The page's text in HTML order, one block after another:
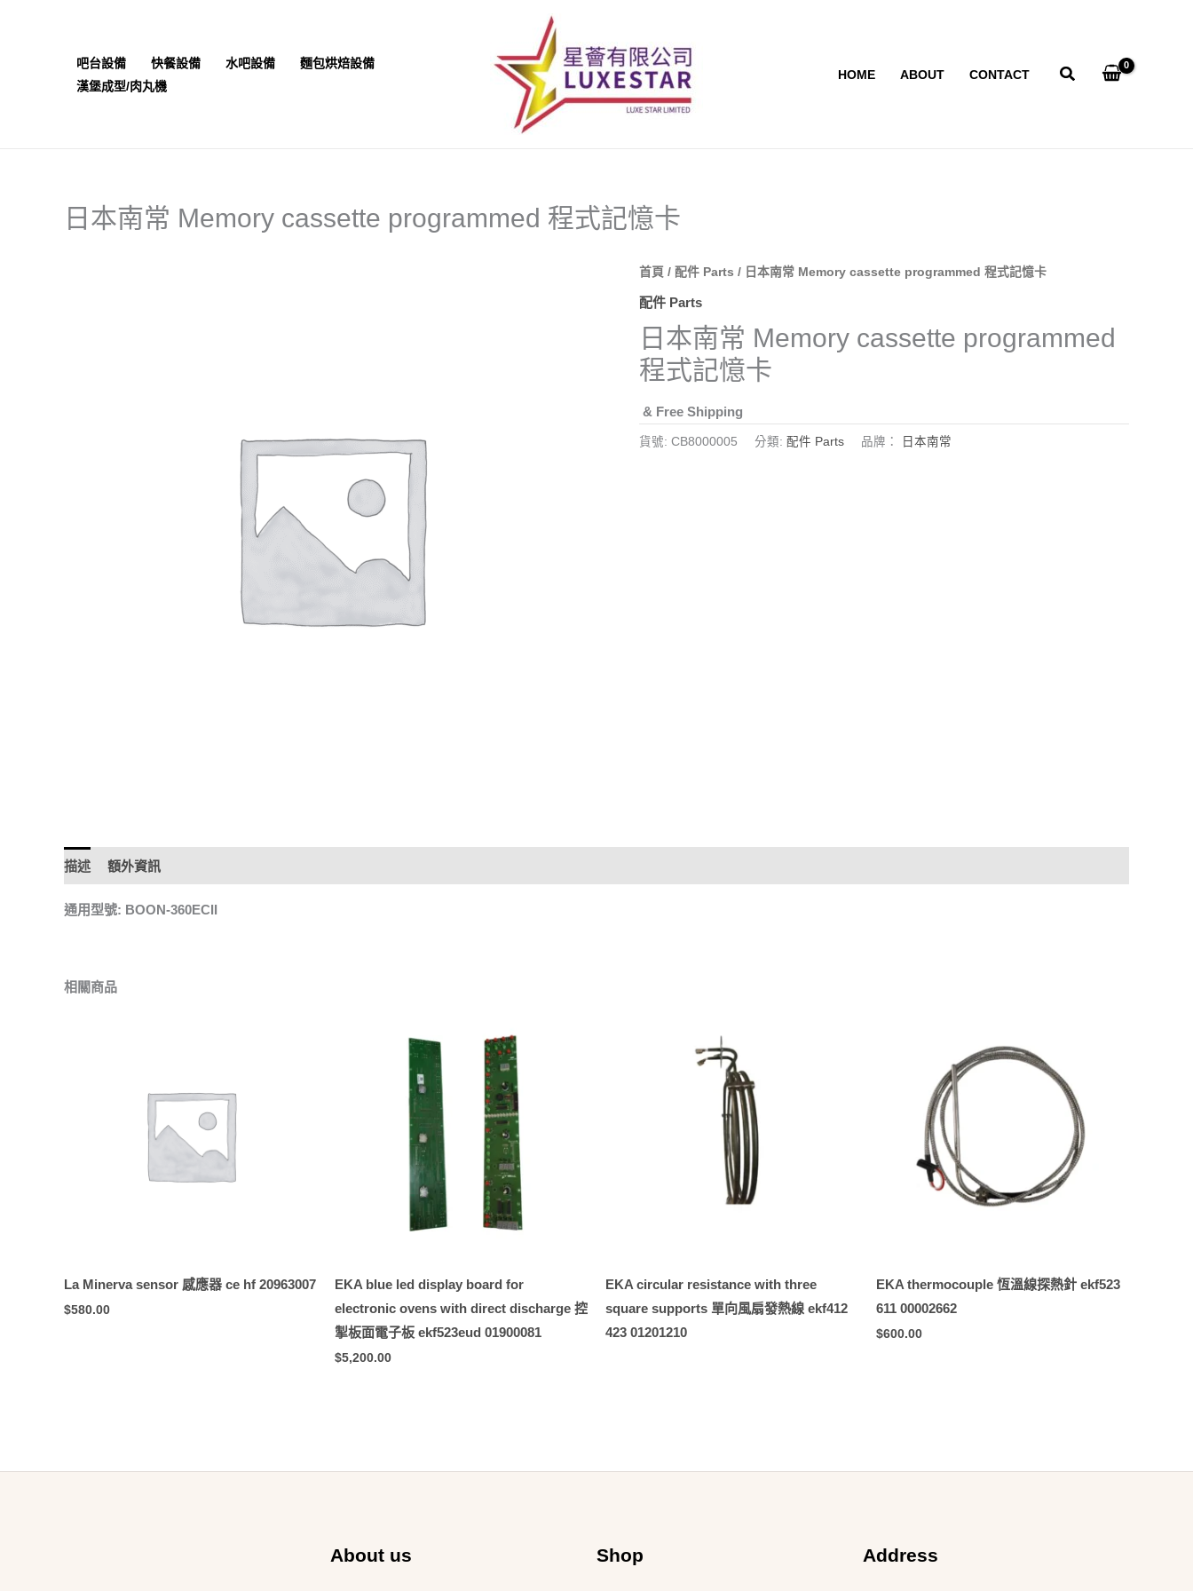
吧台設備 快餐設備 水吧設備
麵包烘焙設備
漢堡成型/肉丸機
HOME ABOUT CONTACT
日本南常 Memory cassette programmed 程式記憶卡
首頁 / 配件 Parts / 日本南常 Memory cassette programmed 程式記憶卡
配件 Parts
日本南常 Memory cassette programmed
程式記憶卡
& Free Shipping
貨號: CB8000005 分類: 配件 Parts 品牌： 日本南常
描述 額外資訊
通用型號: BOON-360ECII
相關商品
La Minerva sensor 感應器 ce hf 20963007
$580.00
EKA blue led display board for
electronic ovens with direct discharge 控
掣板面電子板 ekf523eud 01900081
$5,200.00
EKA circular resistance with three
square supports 單向風扇發熱線 ekf412
423 01201210
EKA thermocouple 恆溫線探熱針 ekf523
611 00002662
$600.00
About us Shop Address